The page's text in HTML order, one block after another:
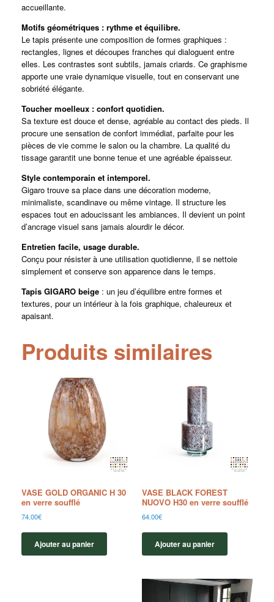
accueillante.
Motifs géométriques : rythme et équilibre.
Le tapis présente une composition de formes graphiques :
rectangles, lignes et découpes franches qui dialoguent entre
elles. Les contrastes sont subtils, jamais criards. Ce graphisme
apporte une vraie dynamique visuelle, tout en conservant une
sobriété élégante.
Toucher moelleux : confort quotidien.
Sa texture est douce et dense, agréable au contact des pieds. Il
procure une sensation de confort immédiat, parfaite pour les
pièces de vie comme le salon ou la chambre. La qualité du
tissage garantit une bonne tenue et une agréable épaisseur.
Style contemporain et intemporel.
Gigaro trouve sa place dans une décoration moderne,
minimaliste, scandinave ou même vintage. Il structure les
espaces tout en adoucissant les ambiances. Il devient un point
d’ancrage visuel sans jamais alourdir le décor.
Entretien facile, usage durable.
Conçu pour résister à une utilisation quotidienne, il se nettoie
simplement et conserve son apparence dans le temps.
Tapis GIGARO beige : un jeu d’équilibre entre formes et
textures, pour un intérieur à la fois graphique, chaleureux et
apaisant.
Produits similaires
VASE GOLD ORGANIC H 30
en verre soufflé
74.00€
Ajouter au panier
VASE BLACK FOREST
NUOVO H30 en verre soufflé
64.00€
Ajouter au panier